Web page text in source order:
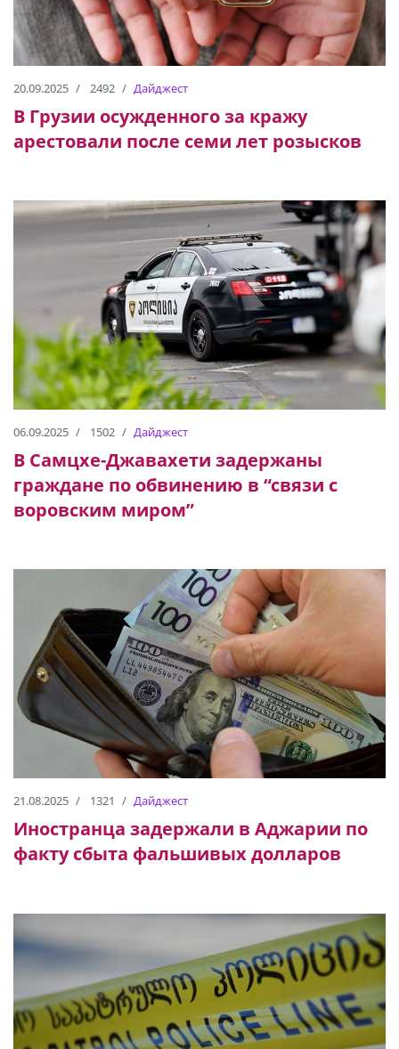
20.09.2025 2492 Дайджест
В Грузии осужденного за кражу
арестовали после семи лет розысков
06.09.2025 1502 Дайджест
В Самцхе-Джавахети задержаны
граждане по обвинению в “связи с
воровским миром”
21.08.2025 1321 Дайджест
Иностранца задержали в Аджарии по
факту сбыта фальшивых долларов